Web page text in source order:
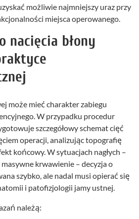
możliwie najmniejszy uraz przy
miejsca operowanego.
nacięcia błony
może mieć charakter zabiegu
W przypadku procedur
szczegółowy schemat cięć
operacji, analizując topografię
końcowy. W sytuacjach nagłych –
krwawienie – decyzja o
szybko, ale nadal musi opierać się
i patofizjologii jamy ustnej.
należą: